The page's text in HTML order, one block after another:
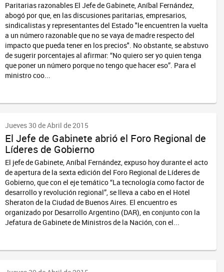
Paritarias razonables El Jefe de Gabinete, Aníbal Fernández,
abogó por que, en las discusiones paritarias, empresarios,
sindicalistas y representantes del Estado "le encuentren la vuelta
a un número razonable que no se vaya de madre respecto del
impacto que pueda tener en los precios". No obstante, se abstuvo
de sugerir porcentajes al afirmar: “No quiero ser yo quien tenga
que poner un número porque no tengo que hacer eso”. Para el
ministro coo...
Jueves 30 de Abril de 2015
El Jefe de Gabinete abrió el Foro Regional de
Líderes de Gobierno
El jefe de Gabinete, Aníbal Fernández, expuso hoy durante el acto
de apertura de la sexta edición del Foro Regional de Líderes de
Gobierno, que con el eje temático “La tecnología como factor de
desarrollo y revolución regional”, se lleva a cabo en el Hotel
Sheraton de la Ciudad de Buenos Aires. El encuentro es
organizado por Desarrollo Argentino (DAR), en conjunto con la
Jefatura de Gabinete de Ministros de la Nación, con el...